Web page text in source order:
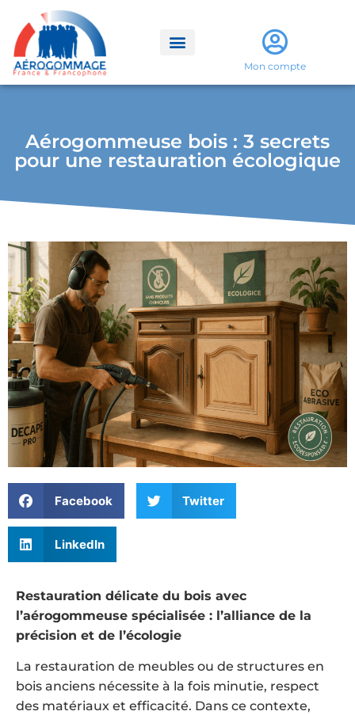
Mon compte
Aérogommeuse bois : 3 secrets
pour une restauration écologique
Facebook Twitter
LinkedIn
Restauration délicate du bois avec
l’aérogommeuse spécialisée : l’alliance de la
précision et de l’écologie
La restauration de meubles ou de structures en
bois anciens nécessite à la fois minutie, respect
des matériaux et efficacité. Dans ce contexte,